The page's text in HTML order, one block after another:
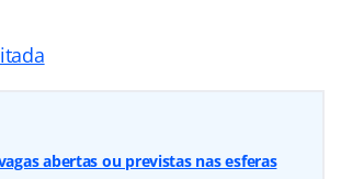
abertas ou previstas nas esferas